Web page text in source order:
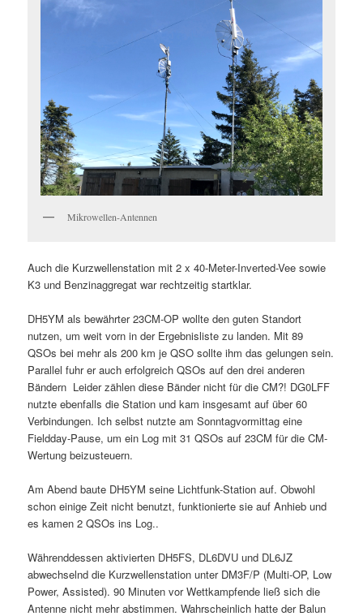
Mikrowellen-Antennen
Auch die Kurzwellenstation mit 2 x 40-Meter-Inverted-Vee sowie
K3 und Benzinaggregat war rechtzeitig startklar.
DH5YM als bewährter 23CM-OP wollte den guten Standort
nutzen, um weit vorn in der Ergebnisliste zu landen. Mit 89
QSOs bei mehr als 200 km je QSO sollte ihm das gelungen sein.
Parallel fuhr er auch erfolgreich QSOs auf den drei anderen
Bändern Leider zählen diese Bänder nicht für die CM?! DG0LFF
nutzte ebenfalls die Station und kam insgesamt auf über 60
Verbindungen. Ich selbst nutzte am Sonntagvormittag eine
Fieldday-Pause, um ein Log mit 31 QSOs auf 23CM für die CM-
Wertung beizusteuern.
Am Abend baute DH5YM seine Lichtfunk-Station auf. Obwohl
schon einige Zeit nicht benutzt, funktionierte sie auf Anhieb und
es kamen 2 QSOs ins Log..
Währenddessen aktivierten DH5FS, DL6DVU und DL6JZ
abwechselnd die Kurzwellenstation unter DM3F/P (Multi-OP, Low
Power, Assisted). 90 Minuten vor Wettkampfende ließ sich die
Antenne nicht mehr abstimmen. Wahrscheinlich hatte der Balun